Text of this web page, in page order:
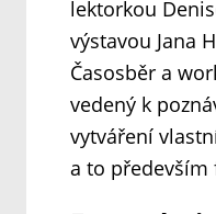
lektorkou
výstavou Jana
Časosběr a
vedený k
vytváření
a to